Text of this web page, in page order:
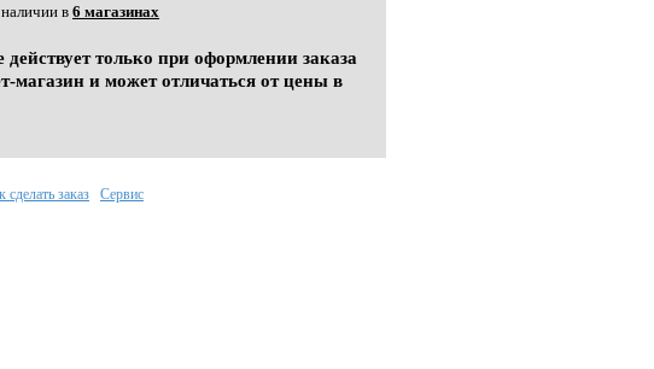
в6 магазинах
действует только при оформлении заказа
магазин и может отличаться от цены в
сделать заказ Сервис